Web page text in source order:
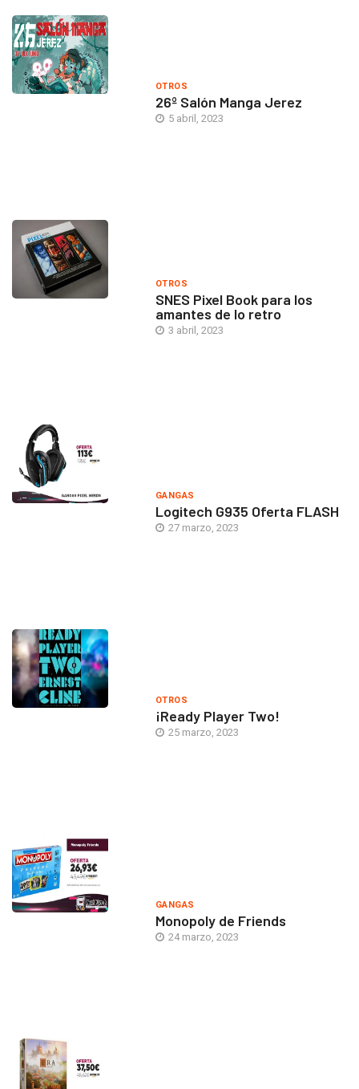
OTROS
26º Salón Manga Jerez
5 abril, 2023
OTROS
SNES Pixel Book para los
amantes de lo retro
3 abril, 2023
GANGAS
Logitech G935 Oferta FLASH
27 marzo, 2023
OTROS
¡Ready Player Two!
25 marzo, 2023
GANGAS
Monopoly de Friends
24 marzo, 2023